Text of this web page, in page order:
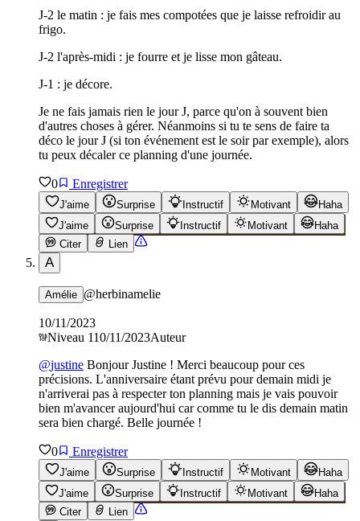
J-2 le matin : je fais mes compotées que je laisse refroidir au
frigo.
J-2 l'après-midi : je fourre et je lisse mon gâteau.
J-1 : je décore.
Je ne fais jamais rien le jour J, parce qu'on à souvent bien
d'autres choses à gérer. Néanmoins si tu te sens de faire ta
déco le jour J (si ton événement est le soir par exemple), alors
tu peux décaler ce planning d'une journée.
0 Enregistrer
J'aime Surprise Instructif Motivant
Haha
J'aime
Surprise Instructif Motivant
Haha
Citer
Lien
A
Amélie @herbinamelie
10/11/2023
Niveau 110/11/2023Auteur
@justine Bonjour Justine ! Merci beaucoup pour ces
précisions. L'anniversaire étant prévu pour demain midi je
n'arriverai pas à respecter ton planning mais je vais pouvoir
bien m'avancer aujourd'hui car comme tu le dis demain matin
sera bien chargé. Belle journée !
0 Enregistrer
J'aime Surprise Instructif Motivant
Haha
J'aime
Surprise Instructif Motivant
Haha
Citer
Lien